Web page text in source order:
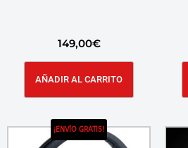
149,00€
AÑADIR AL CARRITO
¡ENVÍO GRATIS!